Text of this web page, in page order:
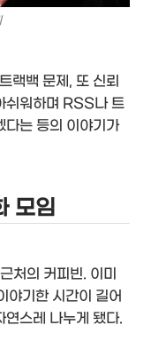
랙백 문제, 또 신뢰
쉬워하며 RSS나 트
다는 등의 이야기가
모임
처의 커피빈. 이미
야기한 시간이 길어
연스레 나누게 됐다.